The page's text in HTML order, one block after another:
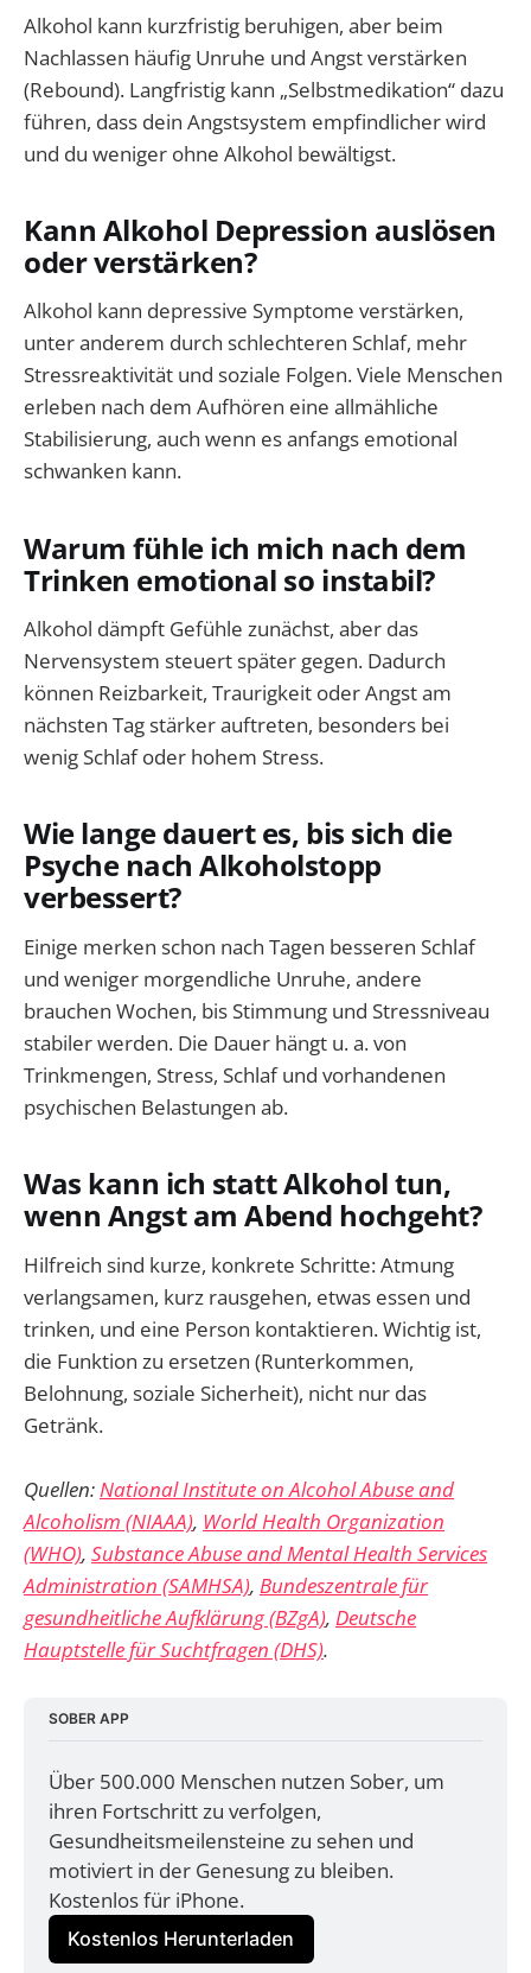
Alkohol kann kurzfristig beruhigen, aber beim
Nachlassen häufig Unruhe und Angst verstärken
(Rebound). Langfristig kann „Selbstmedikation“ dazu
führen, dass dein Angstsystem empfindlicher wird
und du weniger ohne Alkohol bewältigst.
Kann Alkohol Depression auslösen
oder verstärken?
Alkohol kann depressive Symptome verstärken,
unter anderem durch schlechteren Schlaf, mehr
Stressreaktivität und soziale Folgen. Viele Menschen
erleben nach dem Aufhören eine allmähliche
Stabilisierung, auch wenn es anfangs emotional
schwanken kann.
Warum fühle ich mich nach dem
Trinken emotional so instabil?
Alkohol dämpft Gefühle zunächst, aber das
Nervensystem steuert später gegen. Dadurch
können Reizbarkeit, Traurigkeit oder Angst am
nächsten Tag stärker auftreten, besonders bei
wenig Schlaf oder hohem Stress.
Wie lange dauert es, bis sich die
Psyche nach Alkoholstopp
verbessert?
Einige merken schon nach Tagen besseren Schlaf
und weniger morgendliche Unruhe, andere
brauchen Wochen, bis Stimmung und Stressniveau
stabiler werden. Die Dauer hängt u. a. von
Trinkmengen, Stress, Schlaf und vorhandenen
psychischen Belastungen ab.
Was kann ich statt Alkohol tun,
wenn Angst am Abend hochgeht?
Hilfreich sind kurze, konkrete Schritte: Atmung
verlangsamen, kurz rausgehen, etwas essen und
trinken, und eine Person kontaktieren. Wichtig ist,
die Funktion zu ersetzen (Runterkommen,
Belohnung, soziale Sicherheit), nicht nur das
Getränk.
Quellen:National Institute on Alcohol Abuse and
Alcoholism (NIAAA), World Health Organization
(WHO), Substance Abuse and Mental Health Services
Administration (SAMHSA), Bundeszentrale für
gesundheitliche Aufklärung (BZgA), Deutsche
Hauptstelle für Suchtfragen (DHS).
SOBER APP
Über 500.000 Menschen nutzen Sober, um
ihren Fortschritt zu verfolgen,
Gesundheitsmeilensteine zu sehen und
motiviert in der Genesung zu bleiben.
Kostenlos für iPhone.
Kostenlos Herunterladen